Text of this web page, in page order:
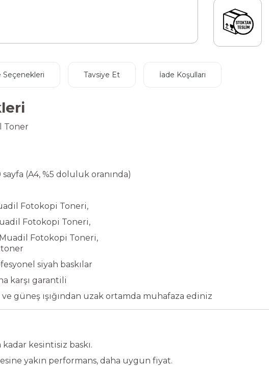
Seçenekleri Tavsiye Et İade Koşulları
Toner
sayfa (A4, %5 doluluk oranında)
Fotokopi Toneri,
Fotokopi Toneri,
Fotokopi Toneri,
siyah baskılar
karşı garantili
güneş ışığından uzak ortamda muhafaza ediniz
kadar kesintisiz baskı.
yakın performans, daha uygun fiyat.